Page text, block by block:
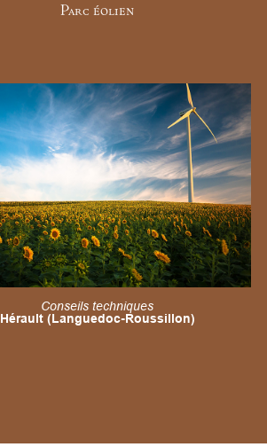
Parc éolien
Conseils techniques
Hérault (Languedoc-Roussillon)